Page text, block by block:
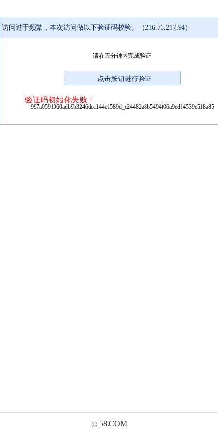
访问过于频繁，本次访问做以下验证码校验。（216.73.217.94）
请在五分钟内完成验证
验证码初始化失败！
997a0591960adb9b3246dcc144e1589d_c24482a8b5494f06a9ed14539e518a85
© 58.COM